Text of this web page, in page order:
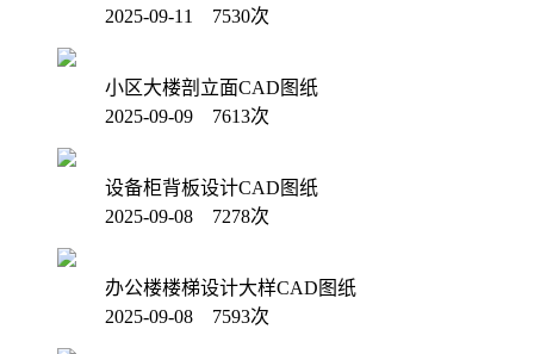
2025-09-11 7530次
小区大楼剖立面CAD图纸
2025-09-09 7613次
设备柜背板设计CAD图纸
2025-09-08 7278次
办公楼楼梯设计大样CAD图纸
2025-09-08 7593次